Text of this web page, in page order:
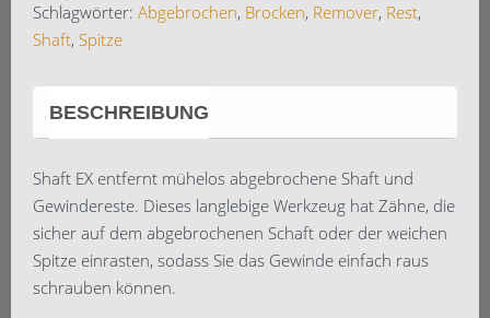
Schlagwörter: Abgebrochen, Brocken, Remover, Rest,
Shaft, Spitze
BESCHREIBUNG
Shaft EX entfernt mühelos abgebrochene Shaft und
Gewindereste. Dieses langlebige Werkzeug hat Zähne, die
sicher auf dem abgebrochenen Schaft oder der weichen
Spitze einrasten, sodass Sie das Gewinde einfach raus
schrauben können.